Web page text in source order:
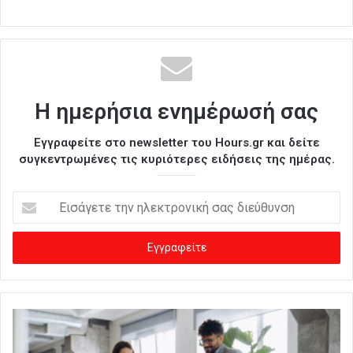
Η ημερήσια ενημέρωσή σας
Εγγραφείτε στο newsletter του Hours.gr και δείτε
συγκεντρωμένες τις κυριότερες ειδήσεις της ημέρας.
σ
γ
ε